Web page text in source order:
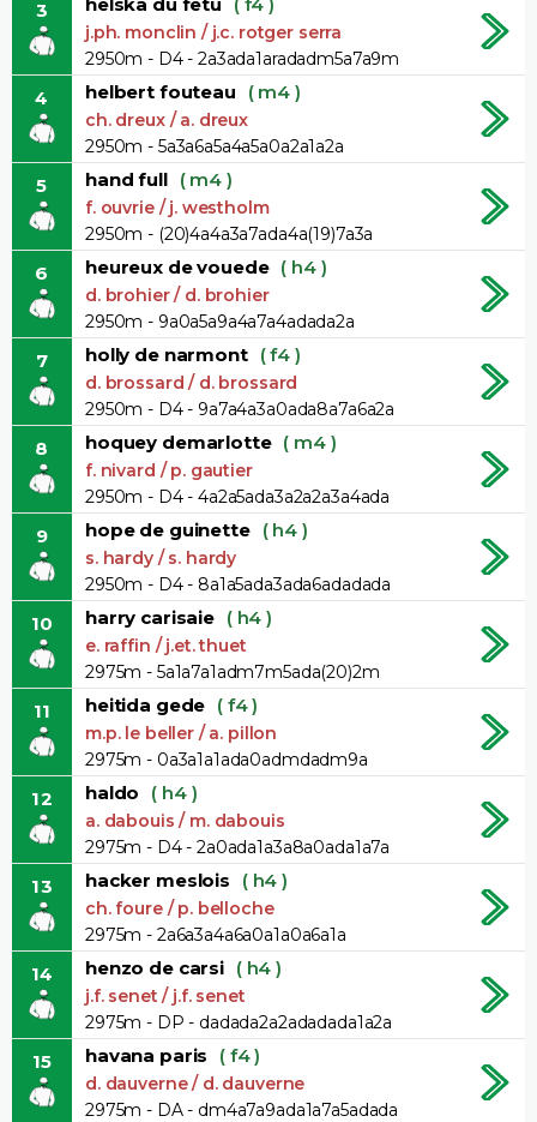
3
j.ph. monclin / j.c. rotger serra
2950m - D4 - 2a3ada1aradadm5a7a9m
4 helbert fouteau ( m4 )
ch. dreux / a. dreux
2950m - 5a3a6a5a4a5a0a2a1a2a
5 hand full ( m4 )
f. ouvrie / j. westholm
2950m - (20)4a4a3a7ada4a(19)7a3a
6 heureux de vouede ( h4 )
d. brohier / d. brohier
2950m - 9a0a5a9a4a7a4adada2a
7 holly de narmont ( f4 )
d. brossard / d. brossard
2950m - D4 - 9a7a4a3a0ada8a7a6a2a
8 hoquey demarlotte ( m4 )
f. nivard / p. gautier
2950m - D4 - 4a2a5ada3a2a2a3a4ada
9 hope de guinette ( h4 )
s. hardy / s. hardy
2950m - D4 - 8a1a5ada3ada6adadada
10 harry carisaie ( h4 )
e. raffin / j.et. thuet
2975m - 5a1a7a1adm7m5ada(20)2m
11 heitida gede ( f4 )
m.p. le beller / a. pillon
2975m - 0a3a1a1ada0admdadm9a
12 haldo ( h4 )
a. dabouis / m. dabouis
2975m - D4 - 2a0ada1a3a8a0ada1a7a
13 hacker meslois ( h4 )
ch. foure / p. belloche
2975m - 2a6a3a4a6a0a1a0a6a1a
14 henzo de carsi ( h4 )
j.f. senet / j.f. senet
2975m - DP - dadada2a2adadada1a2a
15 havana paris ( f4 )
d. dauverne / d. dauverne
2975m - DA - dm4a7a9ada1a7a5adada